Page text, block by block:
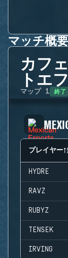
マッチ概要
カフ
トエ
マップ 1 終了
プレイヤー
HYDRE
RAVZ
RUBYZ
TENSEK
IRVING